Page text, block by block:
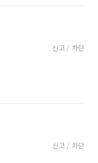
신고 / 차단
신고 / 차단